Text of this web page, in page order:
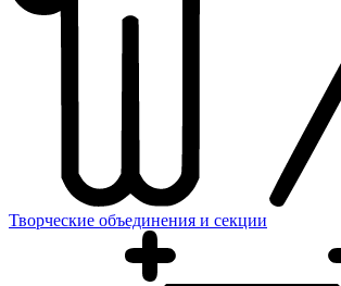
Творческие объединения и секции